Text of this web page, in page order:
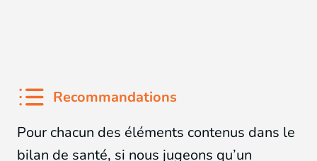
Recommandations
Pour chacun des éléments contenus dans le
bilan de santé, si nous jugeons qu’un